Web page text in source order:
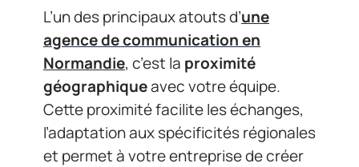
L’un des principaux atouts d’une
agence de communication en
Normandie, c’est la proximité
géographiqueavec votre équipe.
Cette proximité facilite les échanges,
l’adaptation aux spécificités régionales
et permet à votre entreprise de créer